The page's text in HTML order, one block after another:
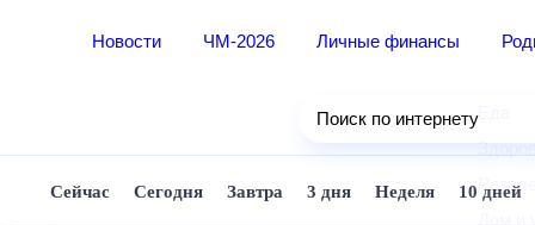
Новости ЧМ-2026 Личные финансы
Поиск по интернету
Сейчас Сегодня Завтра 3 дня Неделя 10